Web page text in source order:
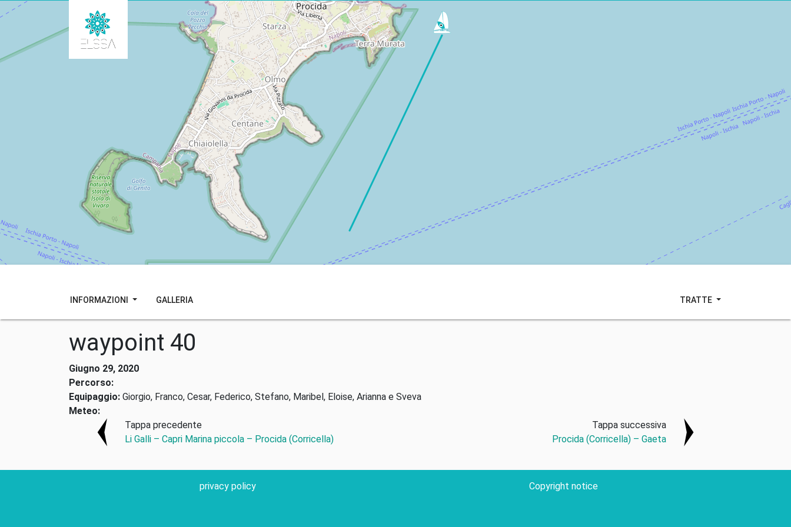
INFORMAZIONI GALLERIA TRATTE
waypoint 40
Giugno 29, 2020
Percorso:
Equipaggio: Giorgio, Franco, Cesar, Federico, Stefano, Maribel, Eloise, Arianna e Sveva
Meteo:
Tappa precedente
Li Galli – Capri Marina piccola – Procida (Corricella)
Tappa successiva
Procida (Corricella) – Gaeta
privacy policy Copyright notice